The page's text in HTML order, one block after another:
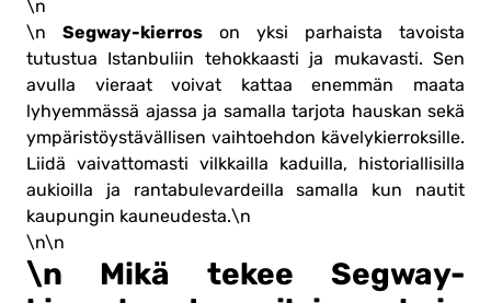
\n
\n Segway-kierros on yksi parhaista tavoista
tutustua Istanbuliin tehokkaasti ja mukavasti. Sen
avulla vieraat voivat kattaa enemmän maata
lyhyemmässä ajassa ja samalla tarjota hauskan sekä
ympäristöystävällisen vaihtoehdon kävelykierroksille.
Liidä vaivattomasti vilkkailla kaduilla, historiallisilla
aukioilla ja rantabulevardeilla samalla kun nautit
kaupungin kauneudesta.\n
\n\n
\n Mikä tekee Segway-